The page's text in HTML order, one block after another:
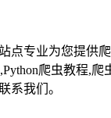
点专业为您提供
爬虫教程,
系我们。